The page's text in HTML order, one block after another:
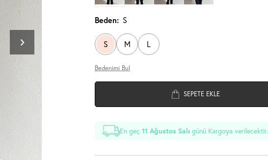
Beden: S
S M L
Bedenimi Bul
SEPETE EKLE
En geç11 Ağustos Salı günü Kargoya verilecektir.